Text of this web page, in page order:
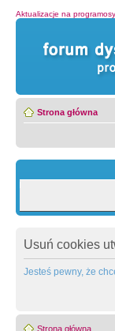
Aktualizacje na
Strona główna
Usuń cookies
Jesteś pewny, że
Strona główna